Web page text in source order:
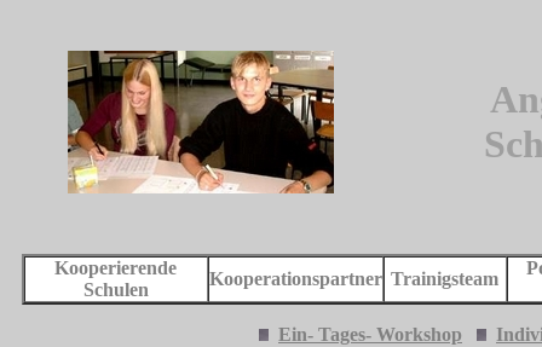
Kooperierende
Schulen
Kooperationspartner Trainigsteam
Ein- Tages- Workshop